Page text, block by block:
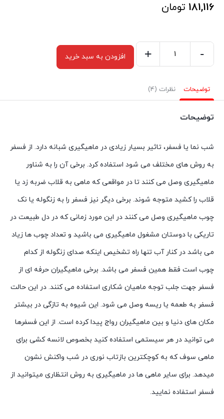
181,116 تومان
۴
بسته
۲
قطر
متر
طول
۳۷
-
+ افزودن به سبد خرید
توضیحات نظرات (4)
توضیحات
شب نما یا فسفر، تاثیر بسیار زیادی در ماهیگیری شبانه دارد. از فسفر
به روش های مختلف می شود استفاده کرد. برخی آن را به شناور
ماهیگیری وصل می کنند تا در مواقعی که ماهی به قلاب ضربه زد یا
قلاب را کشید متوجه شوند. برخی دیگر نیز فسفر را به زنگوله یا نک
چوب ماهیگیری وصل می کنند در این مورد زمانی که در دل طبیعت در
تاریکی با دوستان مشغول ماهیگیری می باشید و تعداد چوب ها زیاد
می باشد در کنار آب تنها راه تشخیص اینکه صدای زنگوله از کدام
چوب است فقط همین فسفر می باشد. برخی ماهیگیران حرفه ای از
فسفر جهت جلب توجه ماهیان شکاری استفاده می کنند. در این حالت
فسفر به طعمه یا ریسه وصل می شود. این شیوه به تازگی در بیشتر
مکان های دنیا و بین ماهیگیران رواج پیدا کرده است. از این فسفرها
می توانید در هر سیستمی استفاده کنید بخصوص لانسه کشی برای
ماهی سوف که به کوچکترین بازتاب نوری در شب واکنش نشون
میدهد. برای سایر ماهی ها در ماهیگیری به روش انتظاری میتوانید از
فسفر استفاده نمایید.